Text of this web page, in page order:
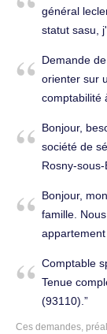
général
statut sasu,
vous plaît.
sous-Bois
Demande
orienter sur
comptabilité
Bonjour,
société de
Rosny-
Bonjour,
famille.
la gestion
Tenue
(93110).
Comptable
Tenue
(93110).
Ces demandes,